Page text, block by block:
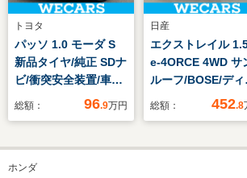
トヨタ
パッソ 1.0 モーダ S
新品タイヤ/純正 SDナ
ビ/衝突安全装置/車線
逸脱防止支援システ
続/ETC/EBD付ABS/横
滑り防止装置/アイド
総額： 96.9万円
日産
エクストレイル
e-4ORCE 4WD サ
ルーフ/BOSE/ディ
プレイオーディオ+
ジェンシーブレー
総額： 452.8
ホンダ